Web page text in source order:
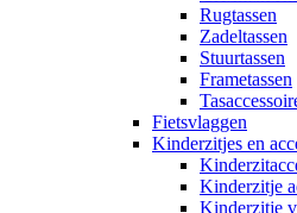
Rugtassen
Zadeltassen
Stuurtassen
Frametassen
Fietsvlaggen
Kinderzitjes en
Kinderzitje
Kinderzitje